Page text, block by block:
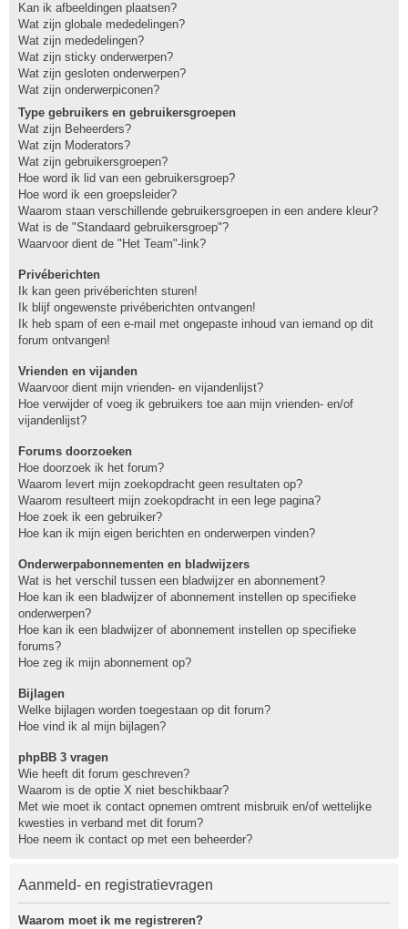
Kan ik afbeeldingen plaatsen?
Wat zijn globale mededelingen?
Wat zijn mededelingen?
Wat zijn sticky onderwerpen?
Wat zijn gesloten onderwerpen?
Wat zijn onderwerpiconen?
Type gebruikers en gebruikersgroepen
Wat zijn Beheerders?
Wat zijn Moderators?
Wat zijn gebruikersgroepen?
Hoe word ik lid van een gebruikersgroep?
Hoe word ik een groepsleider?
Waarom staan verschillende gebruikersgroepen in een andere kleur?
Wat is de "Standaard gebruikersgroep"?
Waarvoor dient de "Het Team"-link?
Privéberichten
Ik kan geen privéberichten sturen!
Ik blijf ongewenste privéberichten ontvangen!
Ik heb spam of een e-mail met ongepaste inhoud van iemand op dit
forum ontvangen!
Vrienden en vijanden
Waarvoor dient mijn vrienden- en vijandenlijst?
Hoe verwijder of voeg ik gebruikers toe aan mijn vrienden- en/of
vijandenlijst?
Forums doorzoeken
Hoe doorzoek ik het forum?
Waarom levert mijn zoekopdracht geen resultaten op?
Waarom resulteert mijn zoekopdracht in een lege pagina?
Hoe zoek ik een gebruiker?
Hoe kan ik mijn eigen berichten en onderwerpen vinden?
Onderwerpabonnementen en bladwijzers
Wat is het verschil tussen een bladwijzer en abonnement?
Hoe kan ik een bladwijzer of abonnement instellen op specifieke
onderwerpen?
Hoe kan ik een bladwijzer of abonnement instellen op specifieke
forums?
Hoe zeg ik mijn abonnement op?
Bijlagen
Welke bijlagen worden toegestaan op dit forum?
Hoe vind ik al mijn bijlagen?
phpBB 3 vragen
Wie heeft dit forum geschreven?
Waarom is de optie X niet beschikbaar?
Met wie moet ik contact opnemen omtrent misbruik en/of wettelijke
kwesties in verband met dit forum?
Hoe neem ik contact op met een beheerder?
Aanmeld- en registratievragen
Waarom moet ik me registreren?